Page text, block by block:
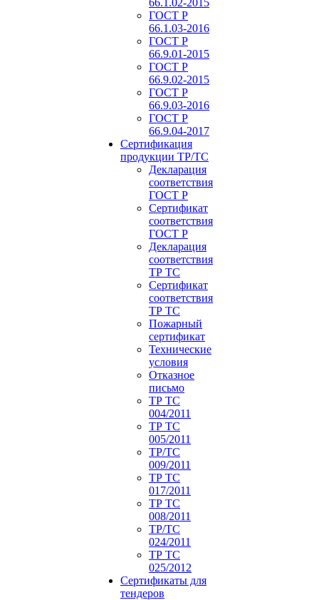
66.1.02-2015
ГОСТ Р
66.1.03-2016
ГОСТ Р
66.9.01-2015
ГОСТ Р
66.9.02-2015
ГОСТ Р
66.9.03-2016
ГОСТ Р
66.9.04-2017
Сертификация
продукции ТР/ТС
Декларация
соответствия
ГОСТ Р
Сертификат
соответствия
ГОСТ Р
Декларация
соответствия
ТР ТС
Сертификат
соответствия
ТР ТС
Пожарный
сертификат
Технические
условия
Отказное
письмо
ТР ТС
004/2011
ТР ТС
005/2011
ТР/ТС
009/2011
ТР ТС
017/2011
ТР ТС
008/2011
ТР/ТС
024/2011
ТР ТС
025/2012
Сертификаты для
тендеров